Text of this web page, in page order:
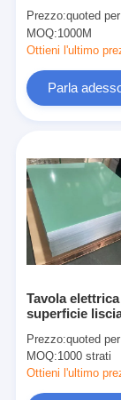
Nastro
Nastro
Nastro
Nastro
Nastro
Nastro
Nastro del
La stagnola
Panno
alla tensione e
affidabilità a
termine
Prezzo:quoted
MOQ:1000M
Ottieni l'ultimo
Parla
Tavola
superficie
Spessore
superiore
Prezzo:quoted
MOQ:1000 strati
Ottieni l'ultimo